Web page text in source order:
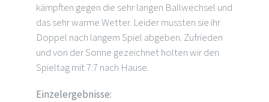
kämpften gegen die sehr langen Ballwechsel und
das sehr warme Wetter. Leider mussten sie ihr
Doppel nach langem Spiel abgeben. Zufrieden
und von der Sonne gezeichnet holten wir den
Spieltag mit 7:7 nach Hause.
Einzelergebnisse: